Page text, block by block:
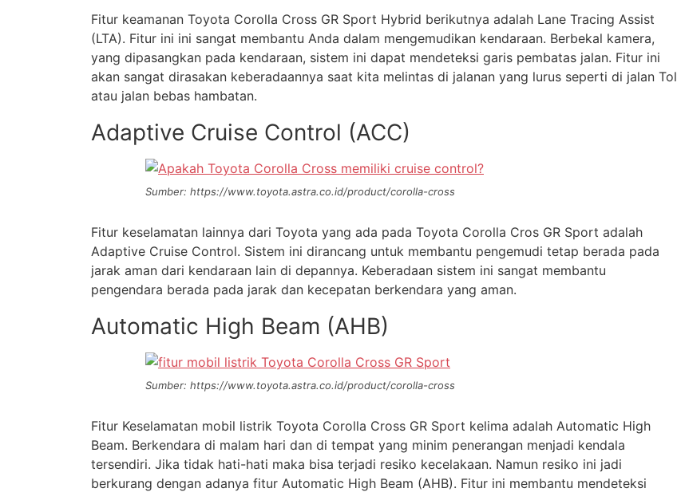
Fitur keamanan Toyota Corolla Cross GR Sport Hybrid berikutnya adalah Lane Tracing Assist
(LTA). Fitur ini ini sangat membantu Anda dalam mengemudikan kendaraan. Berbekal kamera,
yang dipasangkan pada kendaraan, sistem ini dapat mendeteksi garis pembatas jalan. Fitur ini
akan sangat dirasakan keberadaannya saat kita melintas di jalanan yang lurus seperti di jalan Tol
atau jalan bebas hambatan.
Adaptive Cruise Control (ACC)
Sumber: https://www.toyota.astra.co.id/product/corolla-cross
Fitur keselamatan lainnya dari Toyota yang ada pada Toyota Corolla Cros GR Sport adalah
Adaptive Cruise Control. Sistem ini dirancang untuk membantu pengemudi tetap berada pada
jarak aman dari kendaraan lain di depannya. Keberadaan sistem ini sangat membantu
pengendara berada pada jarak dan kecepatan berkendara yang aman.
Automatic High Beam (AHB)
Sumber: https://www.toyota.astra.co.id/product/corolla-cross
Fitur Keselamatan mobil listrik Toyota Corolla Cross GR Sport kelima adalah Automatic High
Beam. Berkendara di malam hari dan di tempat yang minim penerangan menjadi kendala
tersendiri. Jika tidak hati-hati maka bisa terjadi resiko kecelakaan. Namun resiko ini jadi
berkurang dengan adanya fitur Automatic High Beam (AHB). Fitur ini membantu mendeteksi